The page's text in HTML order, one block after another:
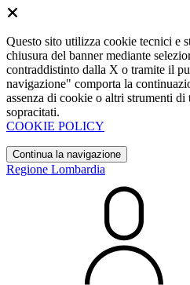
Questo sito utilizza cookie tecnici e
chiusura del banner mediante
contraddistinto dalla X o tramite il
navigazione" comporta la
assenza di cookie o altri strumenti
sopracitati.
COOKIE POLICY
Continua la navigazione
Regione Lombardia